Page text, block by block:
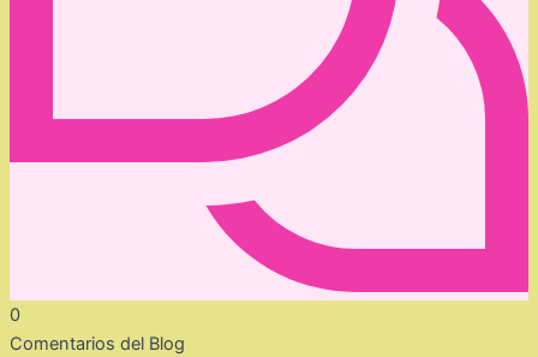
0
Comentarios del Blog